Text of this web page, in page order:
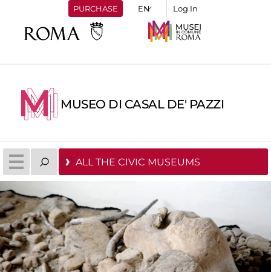
PURCHASE Log In
MUSEO DI CASAL DE' PAZZI
ALL THE CIVIC MUSEUMS